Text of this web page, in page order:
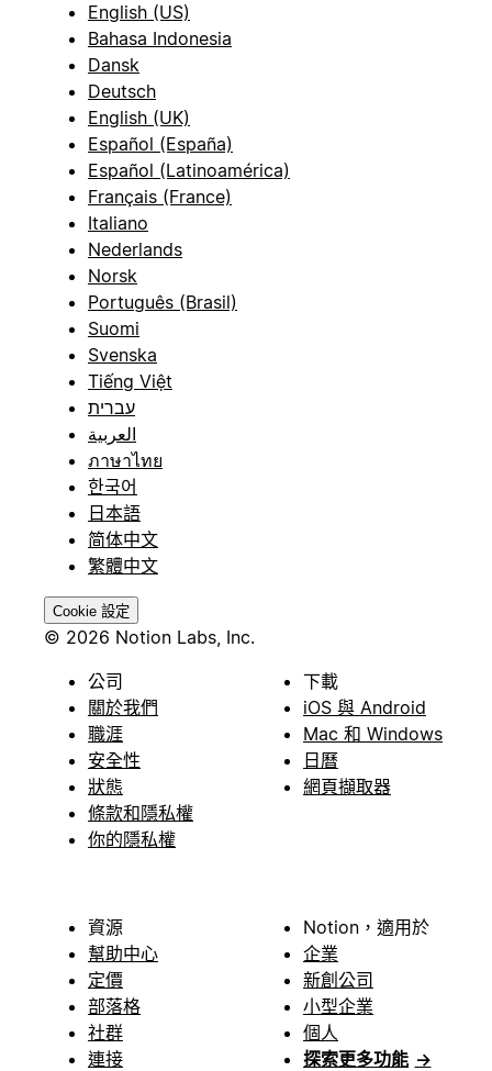
English (US)
Bahasa Indonesia
Dansk
Deutsch
English (UK)
Español (España)
Español (Latinoamérica)
Français (France)
Italiano
Nederlands
Norsk
Português (Brasil)
Suomi
Svenska
Tiếng Việt
עברית
العربية
ภาษาไทย
한국어
日本語
简体中文
繁體中文
Cookie 設定
© 2026 Notion Labs, Inc.
公司
關於我們
職涯
安全性
狀態
條款和隱私權
你的隱私權
下載
iOS 與 Android
Mac 和 Windows
日曆
網頁擷取器
資源
幫助中心
定價
部落格
社群
連接
Notion，適用於
企業
新創公司
小型企業
個人
探索更多功能 →